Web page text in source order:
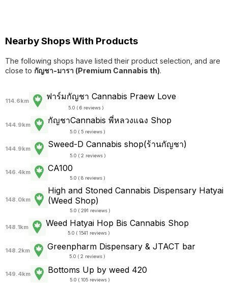
Nearby Shops With Products
The following shops have listed their product selection, and are
close to กัญชา-มารา (Premium Cannabis th).
114.6km ฟาร์มกัญชา Cannabis Praew Love
5.0 ( 6 reviews )
144.9km กัญชาCannabis พี่หลวงแฉง Shop
5.0 ( 5 reviews )
144.9km Sweed-D Cannabis shop(ร้านกัญชา)
5.0 ( 2 reviews )
146.4km CA100
5.0 ( 8 reviews )
148.0km
High and Stoned Cannabis Dispensary Hatyai
(Weed Shop)
5.0 ( 291 reviews )
148.1km Weed Hatyai Hop Bis Cannabis Shop
5.0 ( 1541 reviews )
148.2km Greenpharm Dispensary & JTACT bar
5.0 ( 2 reviews )
149.4km Bottoms Up by weed 420
5.0 ( 105 reviews )